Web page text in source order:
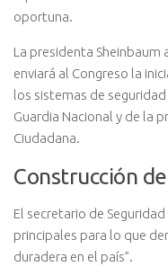
oportuna.
La presidenta
enviará al Congreso la
los sistemas de seguridad
Guardia Nacional y de la
Ciudadana.
Construcción
El secretario de
principales para lo que
duradera en el país”.